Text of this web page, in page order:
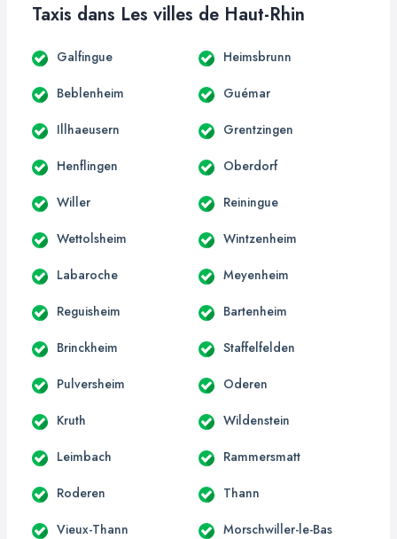
Taxis dans Les villes de Haut-Rhin
Galfingue Heimsbrunn
Beblenheim Guémar
Illhaeusern Grentzingen
Henflingen Oberdorf
Willer Reiningue
Wettolsheim Wintzenheim
Labaroche Meyenheim
Reguisheim Bartenheim
Brinckheim Staffelfelden
Pulversheim Oderen
Kruth Wildenstein
Leimbach Rammersmatt
Roderen Thann
Vieux-Thann Morschwiller-le-Bas